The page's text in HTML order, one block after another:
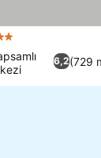
6,2(729